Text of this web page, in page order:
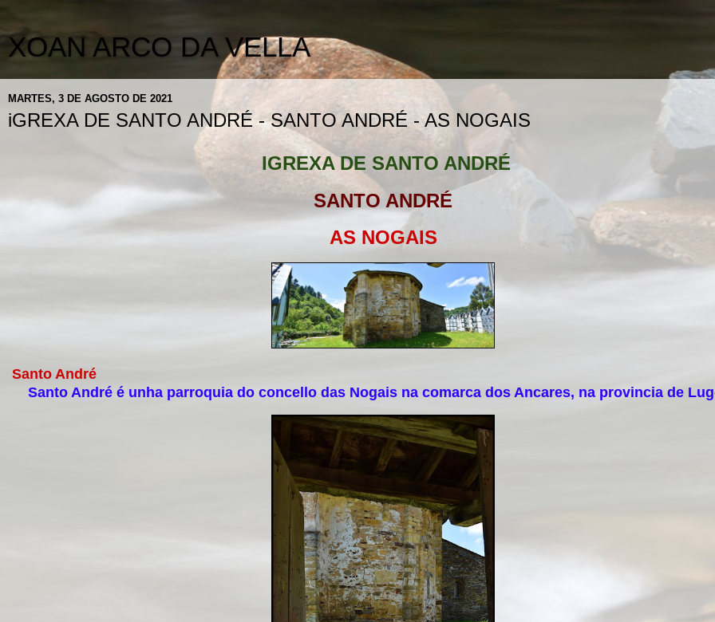
XOAN ARCO DA VELLA
MARTES, 3 DE AGOSTO DE 2021
iGREXA DE SANTO ANDRÉ - SANTO ANDRÉ - AS NOGAIS
IGREXA DE SANTO ANDRÉ
SANTO ANDRÉ
AS NOGAIS
Santo André
Santo André é unha parroquia do concello das Nogais na comarca dos Ancares, na provincia de